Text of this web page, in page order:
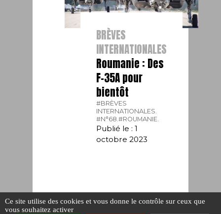
BRÈVES
INTERNATIONALES
Roumanie : Des
F-35A pour
bientôt
#BRÈVES
INTERNATIONALES.
#N°68.#ROUMANIE.
Publié le : 1
octobre 2023
Ce site utilise des cookies et vous donne le contrôle sur ceux que
vous souhaitez activer